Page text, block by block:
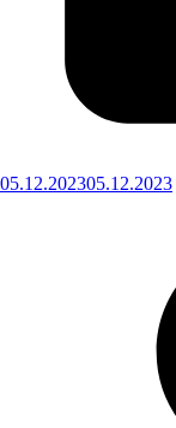
05.12.202305.12.2023